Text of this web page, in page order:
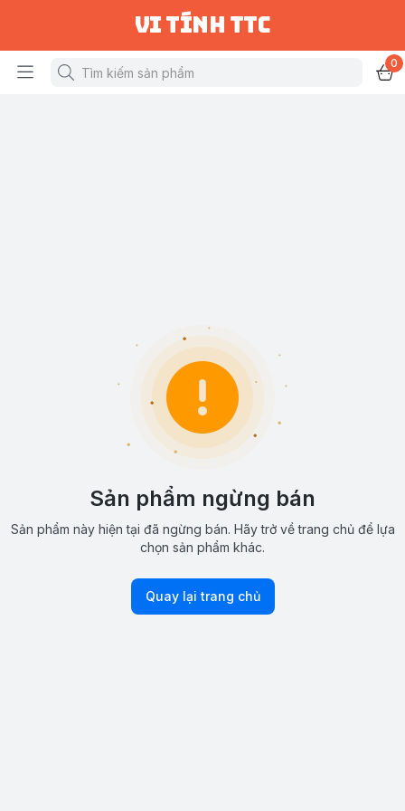
vi tính ttc
0
Sản phẩm ngừng bán
Sản phẩm này hiện tại đã ngừng bán. Hãy trở về trang chủ để lựa
chọn sản phẩm khác.
Quay lại trang chủ